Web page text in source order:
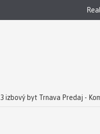
3 izbový byt Trnava Predaj -